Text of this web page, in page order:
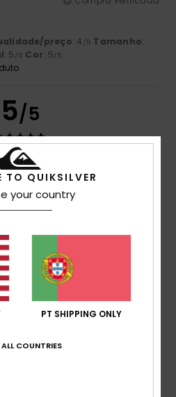
preço: 4 /5 Tamanho:
: 5 /5 Cor: 5/5
5/5
Compra verificada
5
TO QUIKSILVER
your country
PT SHIPPING ONLY
COUNTRIES